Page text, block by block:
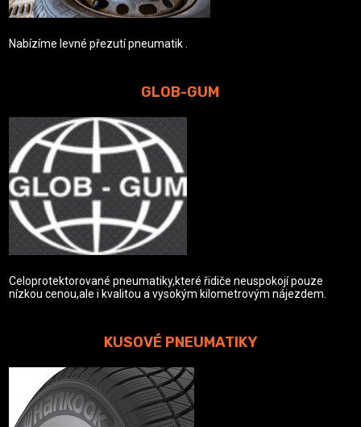
Nabízíme levné přezutí pneumatik .
GLOB-GUM
Celoprotektorované pneumatiky,které řidiče neuspokojí pouze
nízkou cenou,ale i kvalitou a vysokým kilometrovým nájezdem.
KUSOVÉ PNEUMATIKY